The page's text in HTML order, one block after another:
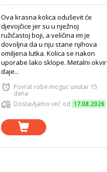
Ova krasna kolica oduševit će
djevojčice jer su u nježnoj
ružičastoj boji, a veličina im je
dovoljna da u nju stane njihova
omiljena lutka. Kolica se nakon
uporabe lako sklope. Metalni okvir
daje...
Povrat robe moguć unutar 15
dana
Dostavljamo već od 17.08.2026